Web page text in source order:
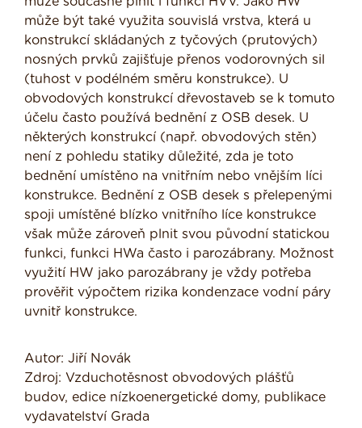
může být také využita souvislá vrstva, která u
konstrukcí skládaných z tyčových (prutových)
nosných prvků zajišťuje přenos vodorovných sil
(tuhost v podélném směru konstrukce). U
obvodových konstrukcí dřevostaveb se k tomuto
účelu často používá bednění z OSB desek. U
některých konstrukcí (např. obvodových stěn)
není z pohledu statiky důležité, zda je toto
bednění umístěno na vnitřním nebo vnějším líci
konstrukce. Bednění z OSB desek s přelepenými
spoji umístěné blízko vnitřního líce konstrukce
však může zároveň plnit svou původní statickou
funkci, funkci HWa často i parozábrany. Možnost
využití HW jako parozábrany je vždy potřeba
prověřit výpočtem rizika kondenzace vodní páry
uvnitř konstrukce.
Autor: Jiří Novák
Zdroj: Vzduchotěsnost obvodových plášťů
budov, edice nízkoenergetické domy, publikace
vydavatelství Grada